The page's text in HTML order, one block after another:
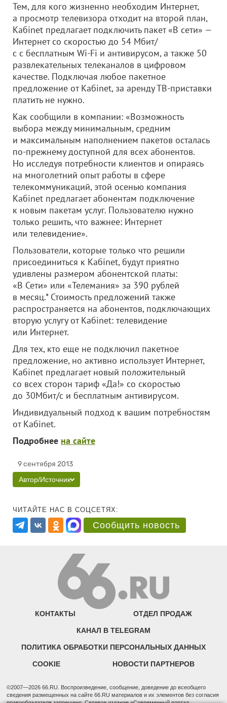
Тем, для кого жизненно необходим Интернет,
а просмотр телевизора отходит на второй план,
Кабinet предлагает подключить пакет «В сети» —
Интернет со скоростью до 54 Мбит/
с с бесплатным Wi-Fi и антивирусом, а также 50
развлекательных телеканалов в цифровом
качестве. Подключая любое пакетное
предложение от Кабinet, за аренду ТВ-приставки
платить не нужно.
Как сообщили в компании: «Возможность
выбора между минимальным, средним
и максимальным наполнением пакетов осталась
по-прежнему доступной для всех абонентов.
Но исследуя потребности клиентов и опираясь
на многолетний опыт работы в сфере
телекоммуникаций, этой осенью компания
Кабinet предлагает абонентам подключение
к новым пакетам услуг. Пользователю нужно
только решить, что важнее: Интернет
или телевидение».
Пользователи, которые только что решили
присоединиться к Кабinet, будут приятно
удивлены размером абонентской платы:
«В Сети» или «Телемания» за 390 рублей
в месяц.* Стоимость предложений также
распространяется на абонентов, подключающих
вторую услугу от Кабinet: телевидение
или Интернет.
Для тех, кто еще не подключил пакетное
предложение, но активно использует Интернет,
Кабinet предлагает новый положительный
со всех сторон тариф «Да!» со скоростью
до 30Мбит/с и бесплатным антивирусом.
Индивидуальный подход к вашим потребностям
от Кабinet.
Подробнее на сайте
9 сентября 2013
Автор/Источник
ЧИТАЙТЕ НАС В СОЦСЕТЯХ:
Сообщить новость
КОНТАКТЫ ОТДЕЛ ПРОДАЖ
КАНАЛ В TELEGRAM
ПОЛИТИКА ОБРАБОТКИ ПЕРСОНАЛЬНЫХ ДАННЫХ
COOKIE НОВОСТИ ПАРТНЕРОВ
©2007—2026 66.RU. Воспроизведение, сообщение, доведение до всеобщего
сведения размещенных на сайте 66.RU материалов и их элементов без согласия